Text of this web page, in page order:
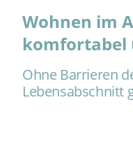
Wohnen im
komfortabel
Ohne Barrieren
Lebensabschnitt